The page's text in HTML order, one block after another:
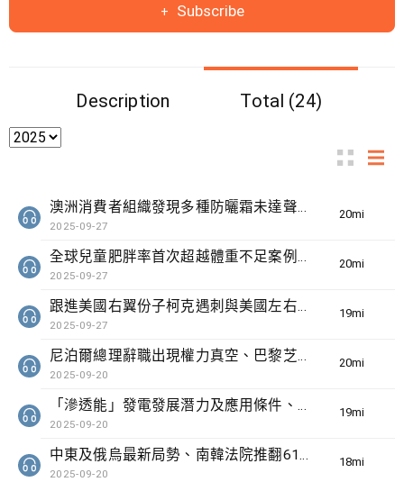
Subscribe
Description Total (24)
20min(s)
澳洲消費者組織發現多種防曬霜未達聲稱效果、三名奧地利修女IG上發佈居於荒廢修道院情況結果廣受歡迎
2025-09-27
20min(s)
全球兒童肥胖率首次超越體重不足案例、伊朗「頭巾示威」三周年及對女性的限制
2025-09-27
19min(s)
跟進美國右翼份子柯克遇刺與美國左右翼之爭、埃塞俄比亞啟用「復興大壩」對非洲水資源的影響
2025-09-27
20min(s)
尼泊爾總理辭職出現權力真空、巴黎芝士博物館開幕引發美食旅遊熱潮
2025-09-20
19min(s)
「滲透能」發電發展潛力及應用條件、加州生物學家播放電影剪輯和真人聲音驅狼
2025-09-20
18min(s)
中東及俄烏最新局勢、南韓法院推翻61年前一名遭性侵婦女被控傷人罪成判罪
2025-09-20